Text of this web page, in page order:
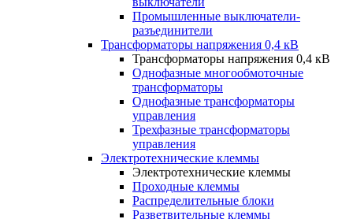
Промышленные выключатели-
разъединители
Трансформаторы напряжения 0,4 кВ
Трансформаторы напряжения 0,4 кВ
Однофазные многообмоточные
трансформаторы
Однофазные трансформаторы
управления
Трехфазные трансформаторы
управления
Электротехнические клеммы
Электротехнические клеммы
Проходные клеммы
Распределительные блоки
Разветвительные клеммы